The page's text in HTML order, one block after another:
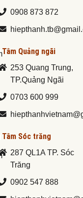
0908 873 872
Quảng ngãi
253 Quang Trung,
TP.Quảng Ngãi
0703 600 999
Tâm Sóc trăng
287 QL1A TP. Sóc
Trăng
0902 547 888